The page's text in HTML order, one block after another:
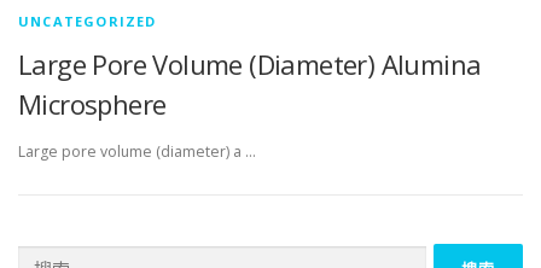
UNCATEGORIZED
Large Pore Volume (Diameter) Alumina
Microsphere
Large pore volume (diameter) a …